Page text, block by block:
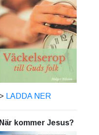
> LADDA NER
När kommer Jesus?